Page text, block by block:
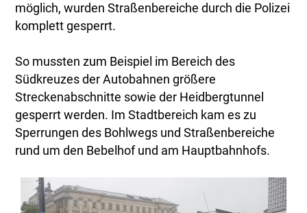
möglich, wurden Straßenbereiche durch die Polizei
komplett gesperrt.
So mussten zum Beispiel im Bereich des
Südkreuzes der Autobahnen größere
Streckenabschnitte sowie der Heidbergtunnel
gesperrt werden. Im Stadtbereich kam es zu
Sperrungen des Bohlwegs und Straßenbereiche
rund um den Bebelhof und am Hauptbahnhofs.